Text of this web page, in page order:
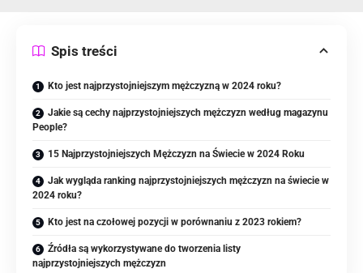
Spis treści
Kto jest najprzystojniejszym mężczyzną w 2024 roku?
Jakie są cechy najprzystojniejszych mężczyzn według magazynu
People?
15 Najprzystojniejszych Mężczyzn na Świecie w 2024 Roku
Jak wygląda ranking najprzystojniejszych mężczyzn na świecie w
2024 roku?
Kto jest na czołowej pozycji w porównaniu z 2023 rokiem?
Źródła są wykorzystywane do tworzenia listy
najprzystojniejszych mężczyzn